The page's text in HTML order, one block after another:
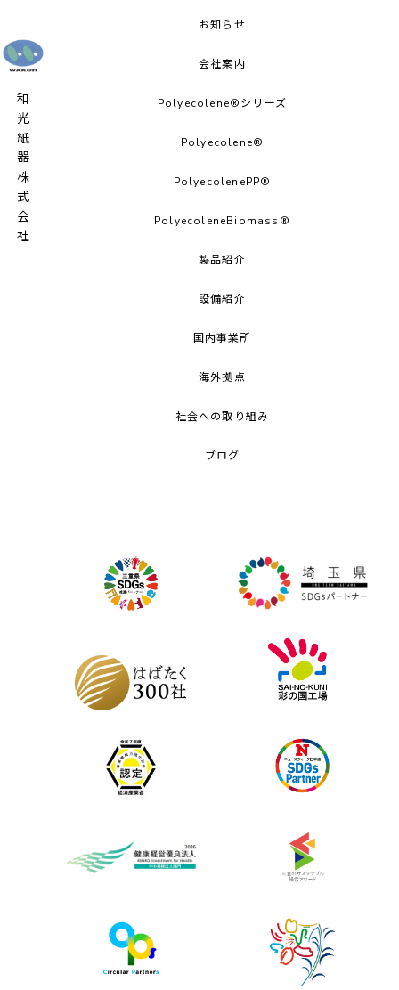
和光紙器株式会社
お知らせ
会社案内
Polyecolene®シリーズ
Polyecolene®︎
PolyecolenePP®︎
PolyecoleneBiomass®
製品紹介
設備紹介
国内事業所
海外拠点
社会への取り組み
ブログ